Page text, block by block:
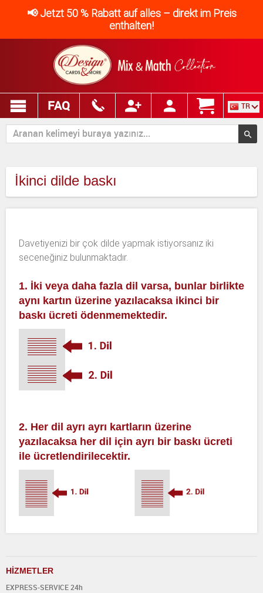
📢 Jetzt 50 % Rabatt auf alles – direkt im Preis
enthalten!
FAQ TR
İkinci dilde baskı
Davetiyenizi bir çok dilde yapmak istiyorsanız iki
seceneğiniz bulunmaktadır.
1. İki veya daha fazla dil varsa, bunlar birlikte
aynı kartın üzerine yazılacaksa ikinci bir
baskı ücreti ödenmemektedir.
2. Her dil ayrı ayrı kartların üzerine
yazılacaksa her dil için ayrı bir baskı ücreti
ile ücretlendirilecektir.
HİZMETLER
EXPRESS-SERVICE 24h